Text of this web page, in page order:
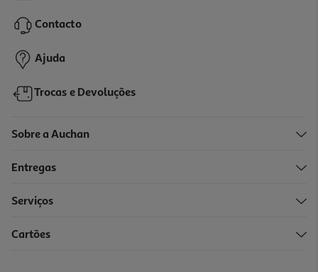
24,99 €
Contacto
Ajuda
Trocas e Devoluções
Sobre a Auchan
Entregas
Serviços
Cartões